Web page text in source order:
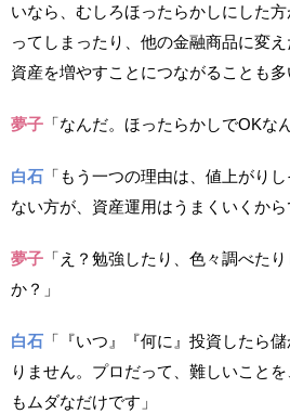
いなら、むしろほったらかしにした
ってしまったり、他の金融商品に変
資産を増やすことにつながることも多
夢子 「なんだ。ほったらかしでOKな
白石 「もう一つの理由は、値上がり
ない方が、資産運用はうまくいくから
夢子 「え？勉強したり、色々調べた
か？」
白石 「『いつ』『何に』投資したら
りません。プロだって、難しいこと
もムダなだけです」